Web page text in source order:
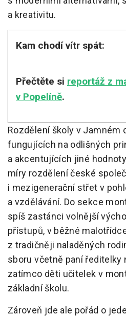
a kreativitu.
Kam chodí vítr spát:
Přečtěte si reportáž z
v Popelíně.
Rozdělení školy v Jamném
fungujících na odlišných
a akcentujících jiné
míry rozdělení české
i mezigenerační střet v
a vzdělávání. Do sekce
spíš zastánci volnější
přístupů, v běžné
z tradičněji naladěných
sboru včetně paní ředitelky
zatímco děti učitelek v
základní školu.
Zároveň jde ale pořád o